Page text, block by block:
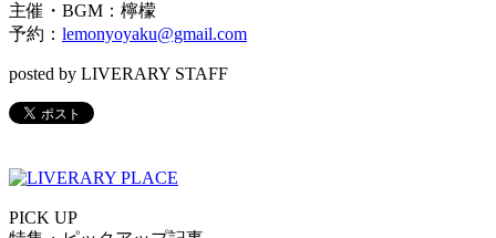
主催・BGM：檸檬
予約： lemonyoyaku@gmail.com
posted by LIVERARY STAFF
PICK UP